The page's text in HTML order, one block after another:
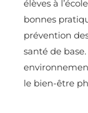
élèves à
bonnes
prévention
santé de
le bien-être